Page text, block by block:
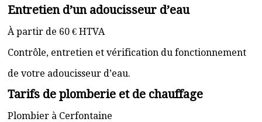
Entretien d’un adoucisseur d’eau
À partir de 60 € HTVA
Contrôle, entretien et vérification du fonctionnement
de votre adoucisseur d’eau.
Tarifs de plomberie et de chauffage
Plombier à Cerfontaine